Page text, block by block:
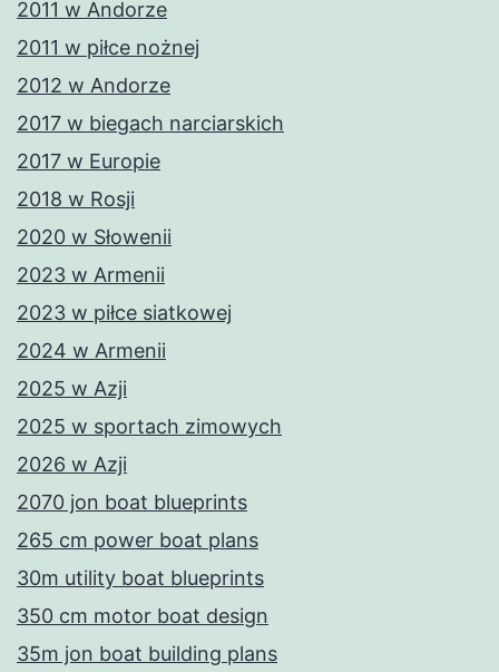
2011 w Andorze
2011 w piłce nożnej
2012 w Andorze
2017 w biegach narciarskich
2017 w Europie
2018 w Rosji
2020 w Słowenii
2023 w Armenii
2023 w piłce siatkowej
2024 w Armenii
2025 w Azji
2025 w sportach zimowych
2026 w Azji
2070 jon boat blueprints
265 cm power boat plans
30m utility boat blueprints
350 cm motor boat design
35m jon boat building plans